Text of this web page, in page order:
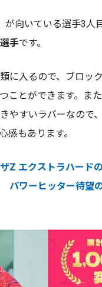
が向いている選手3人
手です。
に入るので、ブロッ
ことができます。ま
やすいラバーなので
感もあります。
Z エクストラハード
パワーヒッター待望